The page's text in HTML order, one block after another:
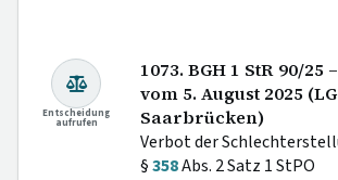
Entscheidung
aufrufen
1073. BGH 1 StR 90/25
vom 5. August 2025 (LG
Saarbrücken)
Verbot der
§358Abs. 2 Satz 1 StPO